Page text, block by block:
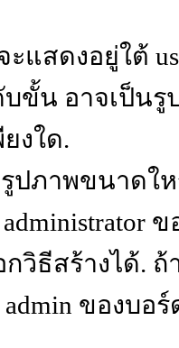
แสดงอยู่ใต้
บขั้น อาจเป็น
งใด.
ปภาพขนาดใ
วิธีสร้างได้.
ของบอ